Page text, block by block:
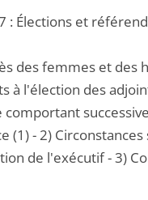
: Élections et
des femmes et
à l'élection des
comportant
(1) - 2)
de l'exécutif - 3)